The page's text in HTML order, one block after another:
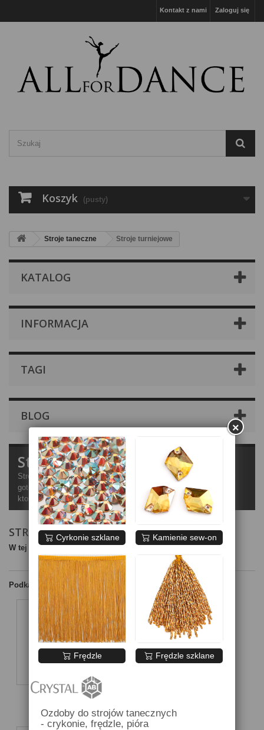
Zaloguj się
Kontakt z nami
Koszyk (pusty)
Stroje taneczne Stroje turniejowe
KATALOG
INFORMACJA
TAGI
BLOG
Stroje turniejowe
Stroje turniejowe do wszystkich rodzajów tańca. Są to kostiumy
gotowe, które możemy wysłać Państwu natychmiast więc jeżeli
ktoś potrzebuje stroju tanecznego "na ostatnią" zapraszamy
STROJE TURNIEJOWE
W tej kategorii nie ma produktów.
Podkategorie
DO LATINO
×
Cyrkonie szklane Kamienie sew-on
Frędzle Frędzle szklane
Ozdoby do strojów tanecznych
- crykonie, frędzle, pióra